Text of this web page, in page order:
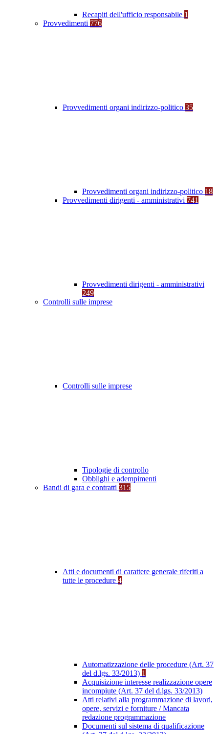
Recapiti dell'ufficio responsabile 1
Provvedimenti 776
Provvedimenti organi indirizzo-politico 35
Provvedimenti organi indirizzo-politico 18
Provvedimenti dirigenti - amministrativi 741
Provvedimenti dirigenti - amministrativi
249
Controlli sulle imprese
Controlli sulle imprese
Tipologie di controllo
Obblighi e adempimenti
Bandi di gara e contratti 315
Atti e documenti di carattere generale riferiti a
tutte le procedure 4
Automatizzazione delle procedure (Art. 37
del d.lgs. 33/2013) 1
Acquisizione interesse realizzazione opere
incompiute (Art. 37 del d.lgs. 33/2013)
Atti relativi alla programmazione di lavori,
opere, servizi e forniture / Mancata
redazione programmazione
Documenti sul sistema di qualificazione